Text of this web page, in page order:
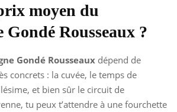
moyen du
Gondé Rousseaux ?
Gondé Rousseaux dépend de
concrets : la cuvée, le temps de
et bien sûr le circuit de
tu peux t’attendre à une fourchette